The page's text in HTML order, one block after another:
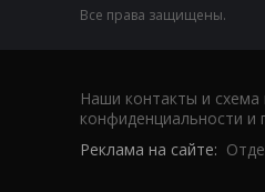
Все права защищены.
Наши контакты и схема
конфиденциальности и
Реклама на сайте: